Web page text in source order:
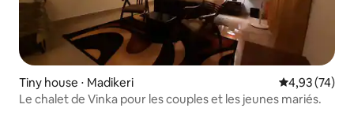
Tiny house ⋅ Madikeri Évaluation
4,93 (74)
Le chalet de Vinka pour les couples et les jeunes mariés.